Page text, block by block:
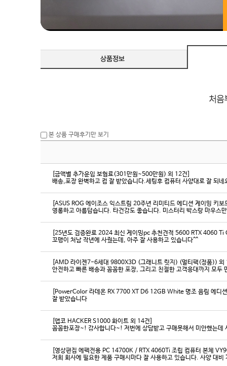
본 상품 구매후기만 보기
[금액별 추가운임 보험료(301만원~500만원) 외 12건]
배송,포장 완벽하고 컴 잘 받았습니다.세팅후 컴퓨터 사양대로 잘 되
[ASUS ROG 에이조스 익스트림 20주년 리미티드 에디션 게이밍 키
영롱하고 아름답습니다. 타건감도 좋습니다. 미스터리 박스랑 마우스
[25년도 검증완료 2024 최신 게이밍pc 추천견적 5600 RTX 4060
꼬맹이 처남 작년에 사줬는데, 아주 잘 사용하고 있습니다^^
[AMD 라이젠7-6세대 9800X3D (그래니트 릿지) (멀티팩(정품)) 외
[PowerColor 라데온 RX 7700 XT D6 12GB White 명조 음림 에디
잘 받았습니다
[앱코 HACKER S1000 화이트 외 14건]
꼼꼼한포장~! 감사합니다~! 저번에 상담받고 구매못해서 미안했는
[영상편집 에펙전용 PC 14700K / RTX 4060Ti 조립 컴퓨터 본체